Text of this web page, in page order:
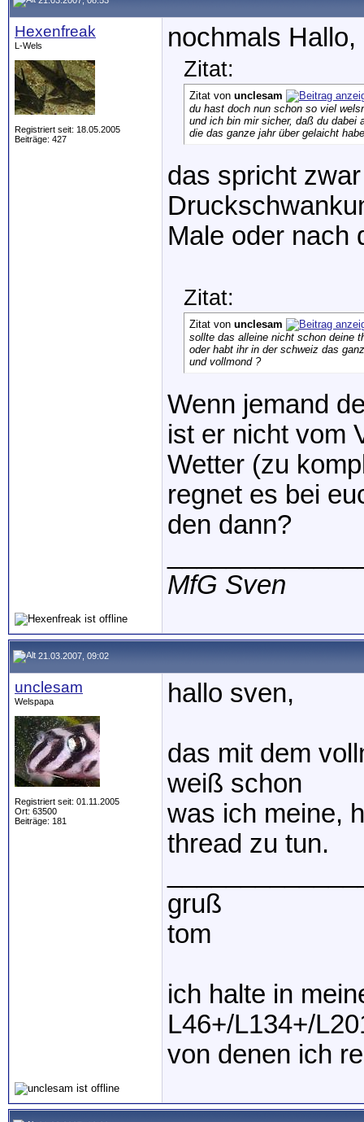
Hexenfreak
L-Wels
Registriert seit: 18.05.2005
Beiträge: 427
nochmals Hallo,
Zitat:
Zitat von unclesam
du hast doch nun schon so viel
und ich bin mir sicher, daß du dabei
die das ganze jahr über gelaicht
das spricht
Male oder nach
Zitat:
Zitat von unclesam
sollte das alleine nicht schon deine
oder habt ihr in der schweiz das
und vollmond ?
Wenn jemand
ist er nicht vom
Wetter (zu
regnet es bei
den dann?
MfG Sven
21.03.2007, 09:02
unclesam
Welspapa
Registriert seit: 01.11.2005
Ort: 63500
Beiträge: 181
hallo sven,
das mit dem
weiß schon
was ich meine,
thread zu tun.
gruß
tom
ich halte in
L46+/L134+/
von denen ich